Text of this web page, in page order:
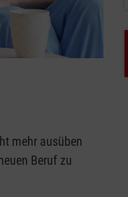
mehr ausüben
Beruf zu